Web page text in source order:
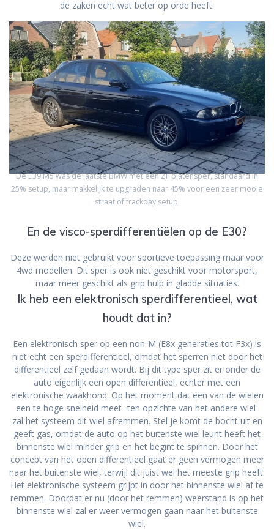
de zaken echt wat beter op orde heeft.
De E39 M5 was de laatste BMW met een ZF platensper, standaard in
25% setup, maar makkelijk te upgraden naar 45% voor een zeer mooie
straat of trackday setup.
En de visco-sperdifferentiëlen op de E30?
Deze werden niet gebruikt voor sportieve toepassing maar voor
4wd modellen. Dit sper is ook niet geschikt voor motorsport,
maar meer geschikt als grip hulp in gladde situaties.
Ik heb een elektronisch sperdifferentieel, wat
houdt dat in?
Een elektronisch sper op een non-M (E8x generaties tot F3x) is
niet echt een sperdifferentieel, omdat het sperren niet door het
differentieel zelf gedaan wordt. Bij dit type sper zit er onder de
auto eigenlijk een open differentieel, echter met een
elektronische waakhond. Op het moment dat een van de wielen
een te hoge snelheid meet -ten opzichte van het andere wiel-
zal het systeem dit wiel afremmen. Stel je komt de bocht uit en
geeft gas, omdat de auto op het buitenste wiel leunt heeft het
binnenste wiel minder grip en het begint te spinnen. Door het
concept van het open differentieel gaat er geen vermogen meer
naar het buitenste wiel, terwijl dit juist wel het meeste grip heeft.
Het elektronische systeem grijpt in door het binnenste wiel af te
remmen. Doordat er nu (door het remmen) weerstand is op het
binnenste wiel zal er weer vermogen gaan naar het buitenste
wiel.